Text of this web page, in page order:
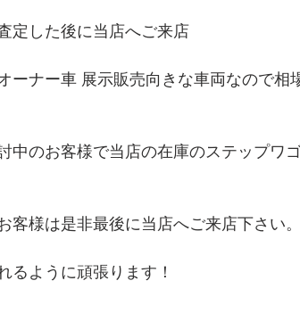
定した後に当店へご来店
ーナー車 展示販売向きな車両なので相
中のお客様で当店の在庫のステップワ
客様は是非最後に当店へご来店下さい。
るように頑張ります！